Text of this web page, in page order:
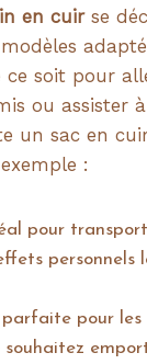
en cuirse
ce soit pour
ou assister
un sac en
:
pour
personnels
pour les
souhaitez